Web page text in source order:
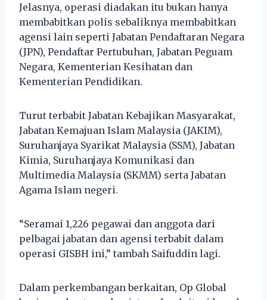
Jelasnya, operasi diadakan itu bukan hanya
membabitkan polis sebaliknya membabitkan
agensi lain seperti Jabatan Pendaftaran Negara
(JPN), Pendaftar Pertubuhan, Jabatan Peguam
Negara, Kementerian Kesihatan dan
Kementerian Pendidikan.
Turut terbabit Jabatan Kebajikan Masyarakat,
Jabatan Kemajuan Islam Malaysia (JAKIM),
Suruhanjaya Syarikat Malaysia (SSM), Jabatan
Kimia, Suruhanjaya Komunikasi dan
Multimedia Malaysia (SKMM) serta Jabatan
Agama Islam negeri.
“Seramai 1,226 pegawai dan anggota dari
pelbagai jabatan dan agensi terbabit dalam
operasi GISBH ini,” tambah Saifuddin lagi.
Dalam perkembangan berkaitan, Op Global